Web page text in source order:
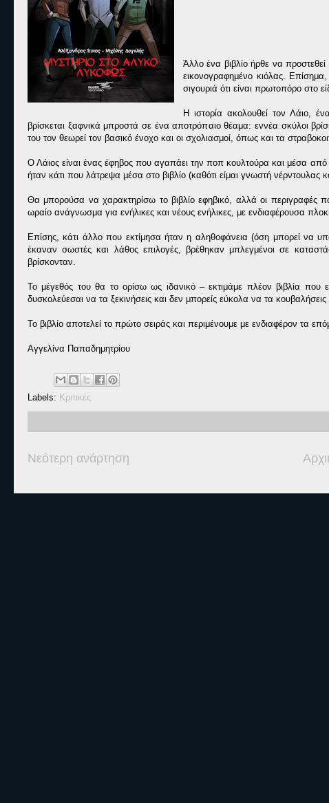
Άλλο ένα βιβλίο ήρθε να
εικονογραφημένο κιόλας.
σιγουριά ότι είναι πρωτοπόρο στο
Η ιστορία ακολουθεί τον Λάιο,
βρίσκεται ξαφνικά μπροστά σε ένα αποτρόπαιο θέαμα: εννέα σκύλοι
του τον θεωρεί τον βασικό ένοχο και οι σχολιασμοί, όπως και τα
Ο Λάιος είναι ένας έφηβος που αγαπάει την ποπ κουλτούρα και μέσα από
ήταν κάτι που λάτρεψα μέσα στο βιβλίο (καθότι είμαι γνωστή
Θα μπορούσα να χαρακτηρίσω το βιβλίο εφηβικό, αλλά οι
ωραίο ανάγνωσμα για ενήλικες και νέους ενήλικες, με ενδιαφέρουσα
Επίσης, κάτι άλλο που εκτίμησα ήταν η αληθοφάνεια (όση μπορεί να
έκαναν σωστές και λάθος επιλογές, βρέθηκαν μπλεγμένοι σε
βρίσκονταν.
Το μέγεθός του θα το ορίσω ως ιδανικό – εκτιμάμε πλέον βιβλία που
δυσκολεύεσαι να τα ξεκινήσεις και δεν μπορείς εύκολα να τα
Το βιβλίο αποτελεί το πρώτο σειράς και περιμένουμε με ενδιαφέρον τα
Αγγελίνα Παπαδημητρίου
Labels: Κριτικές
Νεότερη ανάρτηση